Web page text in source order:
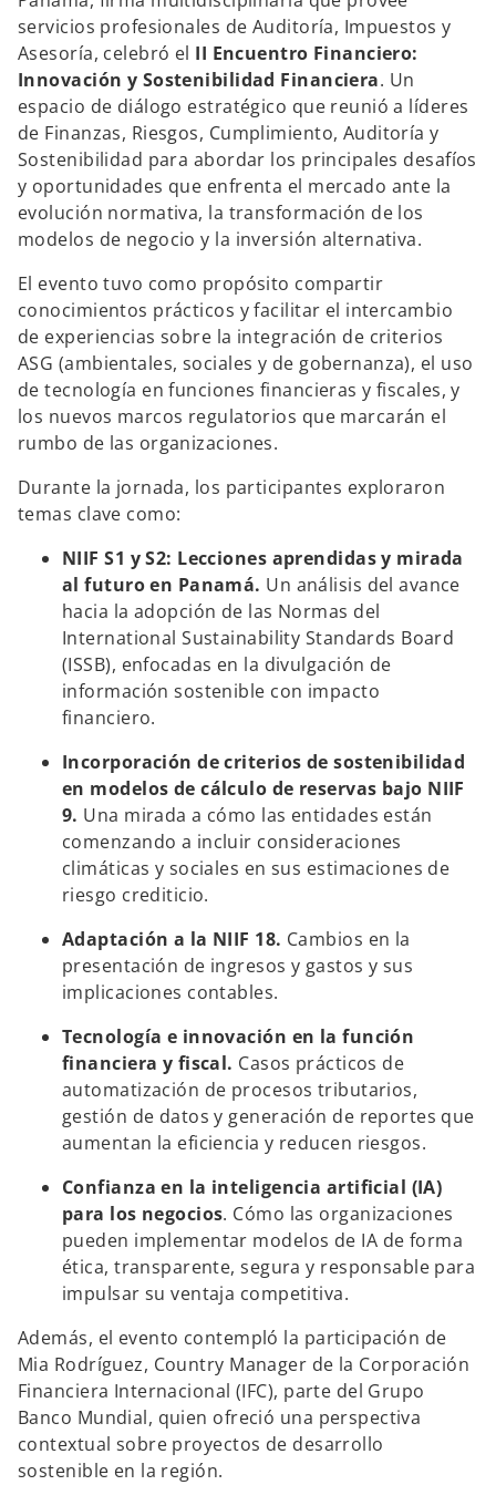
s
t
a
ñ
a
n
u
e
v
a
s
t
a
ñ
a
n
u
e
v
a
s
t
a
ñ
a
n
u
e
v
a
servicios profesionales de Auditoría, Impuestos y
Asesoría, celebró el II Encuentro Financiero:
Innovación y Sostenibilidad Financiera. Un
espacio de diálogo estratégico que reunió a líderes
de Finanzas, Riesgos, Cumplimiento, Auditoría y
Sostenibilidad para abordar los principales desafíos
y oportunidades que enfrenta el mercado ante la
evolución normativa, la transformación de los
modelos de negocio y la inversión alternativa.
El evento tuvo como propósito compartir
conocimientos prácticos y facilitar el intercambio
de experiencias sobre la integración de criterios
ASG (ambientales, sociales y de gobernanza), el uso
de tecnología en funciones financieras y fiscales, y
los nuevos marcos regulatorios que marcarán el
rumbo de las organizaciones.
Durante la jornada, los participantes exploraron
temas clave como:
NIIF S1 y S2: Lecciones aprendidas y mirada
al futuro en Panamá. Un análisis del avance
hacia la adopción de las Normas del
International Sustainability Standards Board
(ISSB), enfocadas en la divulgación de
información sostenible con impacto
financiero.
Incorporación de criterios de sostenibilidad
en modelos de cálculo de reservas bajo NIIF
9. Una mirada a cómo las entidades están
comenzando a incluir consideraciones
climáticas y sociales en sus estimaciones de
riesgo crediticio.
Adaptación a la NIIF 18. Cambios en la
presentación de ingresos y gastos y sus
implicaciones contables.
Tecnología e innovación en la función
financiera y fiscal. Casos prácticos de
automatización de procesos tributarios,
gestión de datos y generación de reportes que
aumentan la eficiencia y reducen riesgos​.
Confianza en la inteligencia artificial (IA)
para los negocios. Cómo las organizaciones
pueden implementar modelos de IA de forma
ética, transparente, segura y responsable para
impulsar su ventaja competitiva.
Además, el evento contempló la participación de
Mia Rodríguez, Country Manager de la Corporación
Financiera Internacional (IFC), parte del Grupo
Banco Mundial, quien ofreció una perspectiva
contextual sobre proyectos de desarrollo
sostenible en la región.